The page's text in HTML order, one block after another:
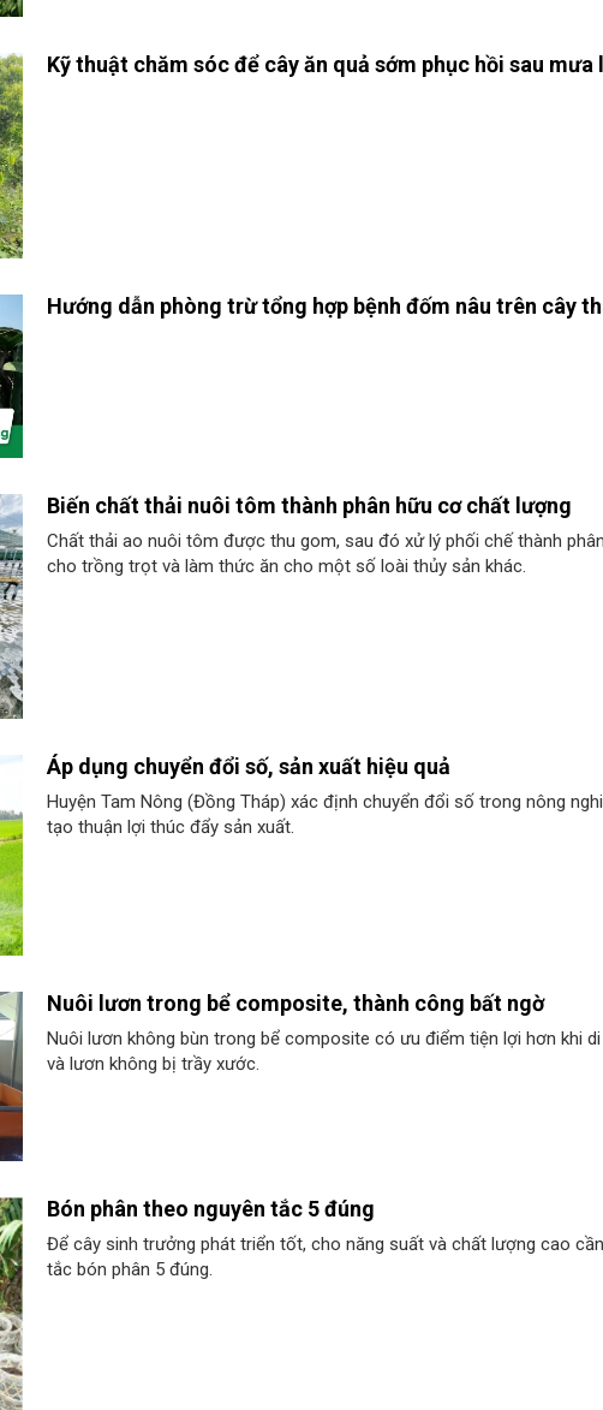
Kỹ thuật chăm sóc để cây ăn quả sớm phục hồi sau mưa
Hướng dẫn phòng trừ tổng hợp bệnh đốm nâu trên cây
Biến chất thải nuôi tôm thành phân hữu cơ chất lượng
Chất thải ao nuôi tôm được thu gom, sau đó xử lý phối chế thành
cho trồng trọt và làm thức ăn cho một số loài thủy sản khác.
Áp dụng chuyển đổi số, sản xuất hiệu quả
Huyện Tam Nông (Đồng Tháp) xác định chuyển đổi số trong nông
tạo thuận lợi thúc đẩy sản xuất.
Nuôi lươn trong bể composite, thành công bất ngờ
Nuôi lươn không bùn trong bể composite có ưu điểm tiện lợi hơn khi di
và lươn không bị trầy xước.
Bón phân theo nguyên tắc 5 đúng
Để cây sinh trưởng phát triển tốt, cho năng suất và chất lượng cao
tắc bón phân 5 đúng.